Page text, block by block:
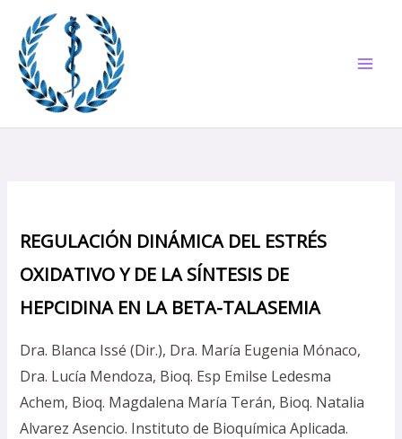
contenido
REGULACIÓN DINÁMICA DEL ESTRÉS
OXIDATIVO Y DE LA SÍNTESIS DE
HEPCIDINA EN LA BETA-TALASEMIA
Dra. Blanca Issé (Dir.), Dra. María Eugenia Mónaco,
Dra. Lucía Mendoza, Bioq. Esp Emilse Ledesma
Achem, Bioq. Magdalena María Terán, Bioq. Natalia
Alvarez Asencio. Instituto de Bioquímica Aplicada.